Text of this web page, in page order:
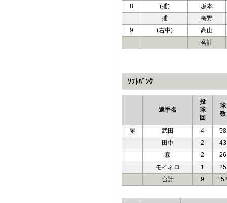
8
(捕)
坂本
捕
梅野
9
(右中)
高山
合計
ｿﾌﾄﾊﾞﾝｸ
選手名
投
球
回
球
数
勝 武田 4
58
田中
2
43
森
2
26
モイネロ
1
25
合計
9